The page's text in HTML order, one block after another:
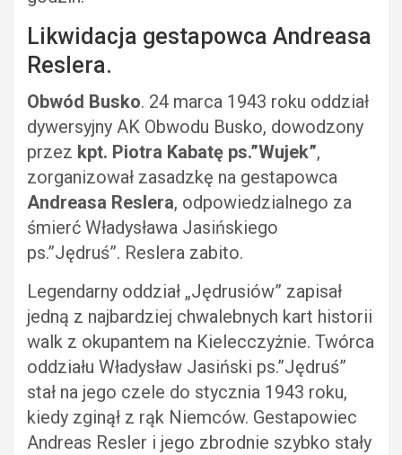
Likwidacja gestapowca Andreasa
Reslera.
Obwód Busko. 24 marca 1943 roku oddział
dywersyjny AK Obwodu Busko, dowodzony
przez kpt. Piotra Kabatę ps.”Wujek”,
zorganizował zasadzkę na gestapowca
Andreasa Reslera, odpowiedzialnego za
śmierć Władysława Jasińskiego
ps.”Jędruś”. Reslera zabito.
Legendarny oddział „Jędrusiów” zapisał
jedną z najbardziej chwalebnych kart historii
walk z okupantem na Kielecczyżnie. Twórca
oddziału Władysław Jasiński ps.”Jędruś”
stał na jego czele do stycznia 1943 roku,
kiedy zginął z rąk Niemców. Gestapowiec
Andreas Resler i jego zbrodnie szybko stały